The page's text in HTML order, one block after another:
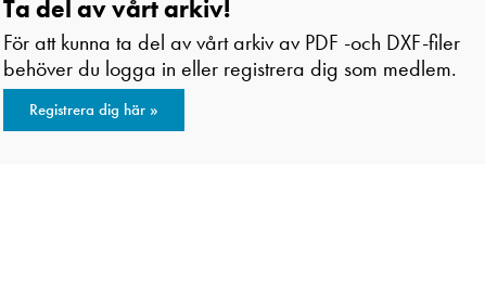
Ta del av vårt arkiv!
För att kunna ta del av vårt arkiv av PDF -och DXF-filer
behöver du logga in eller registrera dig som medlem.
Registrera dig här »